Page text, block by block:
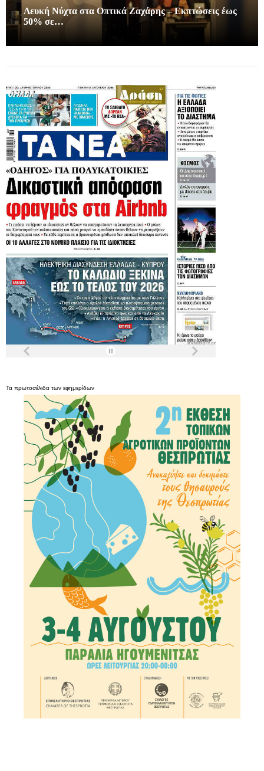
Λευκή Νύχτα στα Οπτικά Ζαχάρης – Εκπτώσεις έως
50% σε…
Τα πρωτοσέλιδα των εφημερίδων